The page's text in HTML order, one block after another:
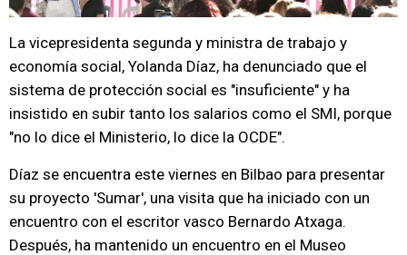
La vicepresidenta segunda y ministra de trabajo y
economía social, Yolanda Díaz, ha denunciado que el
sistema de protección social es "insuficiente" y ha
insistido en subir tanto los salarios como el SMI, porque
"no lo dice el Ministerio, lo dice la OCDE".
Díaz se encuentra este viernes en Bilbao para presentar
su proyecto 'Sumar', una visita que ha iniciado con un
encuentro con el escritor vasco Bernardo Atxaga.
Después, ha mantenido un encuentro en el Museo